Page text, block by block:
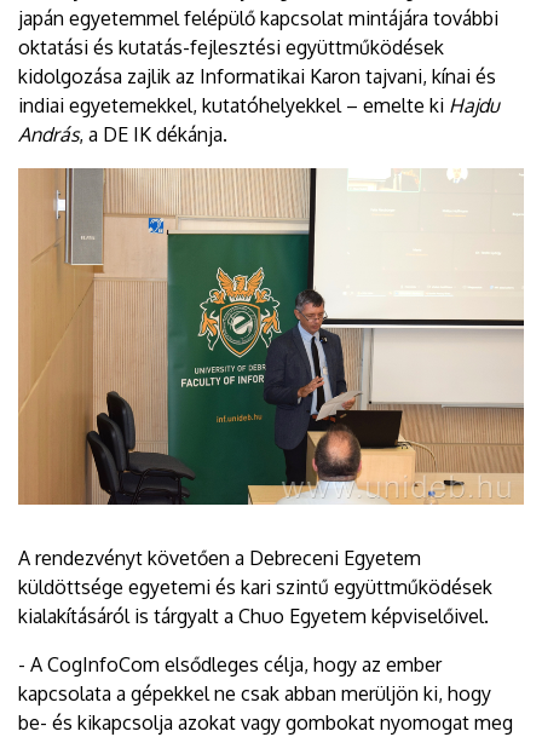
japán egyetemmel felépülő kapcsolat mintájára további
oktatási és kutatás-fejlesztési együttműködések
kidolgozása zajlik az Informatikai Karon tajvani, kínai és
indiai egyetemekkel, kutatóhelyekkel – emelte ki Hajdu
András, a DE IK dékánja.
A rendezvényt követően a Debreceni Egyetem
küldöttsége egyetemi és kari szintű együttműködések
kialakításáról is tárgyalt a Chuo Egyetem képviselőivel.
- A CogInfoCom elsődleges célja, hogy az ember
kapcsolata a gépekkel ne csak abban merüljön ki, hogy
be- és kikapcsolja azokat vagy gombokat nyomogat meg